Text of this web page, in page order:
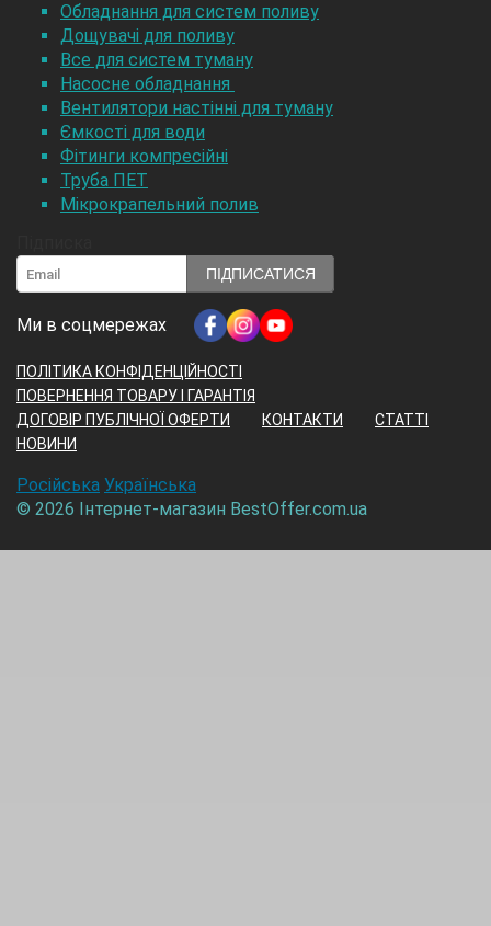
Обладнання для систем поливу
Дощувачі для поливу
Все для систем туману
Насосне обладнання
Вентилятори настінні для туману
Ємкості для води
Фітинги компресійні
Труба ПЕТ
Мікрокрапельний полив
ПІДПИСАТИСЯ
Ми в соцмережах
ПОЛІТИКА КОНФІДЕНЦІЙНОСТІ
ПОВЕРНЕННЯ ТОВАРУ І ГАРАНТІЯ
ДОГОВІР ПУБЛІЧНОЇ ОФЕРТИ
КОНТАКТИ
СТАТТІ
НОВИНИ
Російська Українська
© 2026 Інтернет-магазин BestOffer.com.ua